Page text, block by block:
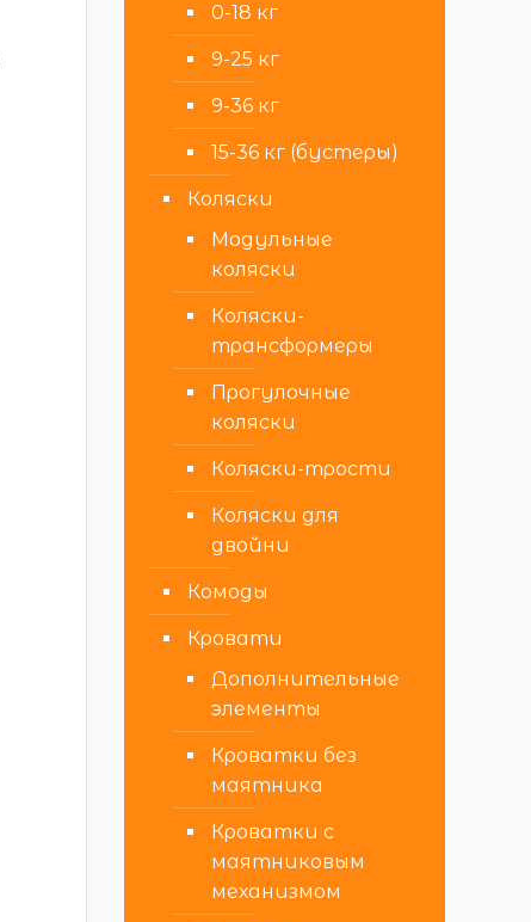
0-18 кг
9-25 кг
9-36 кг
15-36 кг (бустеры)
Коляски
Модульные
коляски
Коляски-
трансформеры
Прогулочные
коляски
Коляски-трости
Коляски для
двойни
Комоды
Кровати
Дополнительные
элементы
Кроватки без
маятника
Кроватки с
маятниковым
механизмом